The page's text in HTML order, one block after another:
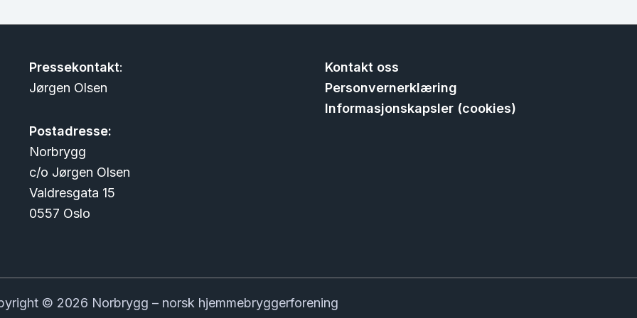
Pressekontakt:
Jørgen Olsen
Postadresse:
Norbrygg
c/o Jørgen Olsen
Valdresgata 15
0557 Oslo
Kontakt oss
Personvernerklæring
Informasjonskapsler (cookies)
© 2026 Norbrygg – norsk hjemmebryggerforening